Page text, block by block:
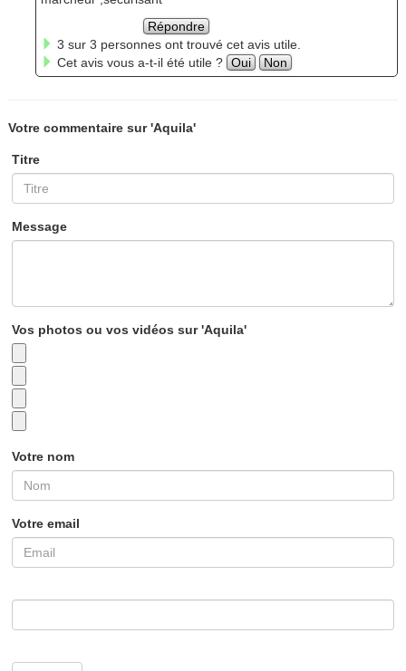
Répondre
3 sur 3 personnes ont trouvé cet avis utile.
Cet avis vous a-t-il été utile ? Oui Non
Votre commentaire sur 'Aquila'
Titre
Message
Vos photos ou vos vidéos sur 'Aquila'
Votre nom
Votre email